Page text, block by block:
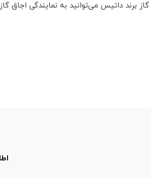
داتیس می‌توانید به نمایندگی اجاق